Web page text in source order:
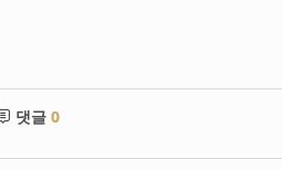
댓글 0